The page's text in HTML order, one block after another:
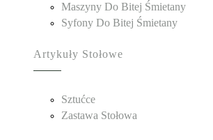
Maszyny Do Bitej Śmietany
Syfony Do Bitej Śmietany
Artykuły Stołowe
Sztućce
Zastawa Stołowa